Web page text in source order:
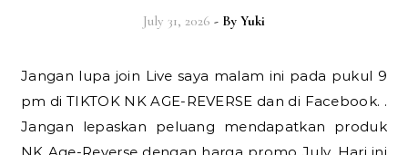
July 31, 2026 - By Yuki
Jangan lupa join Live saya malam ini pada pukul 9
pm di TIKTOK NK AGE-REVERSE dan di Facebook. .
Jangan lepaskan peluang mendapatkan produk